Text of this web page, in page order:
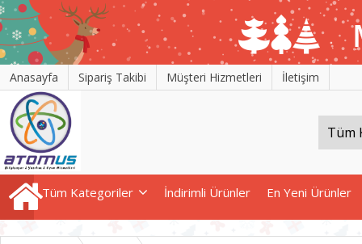
Anasayfa Sipariş Takibi Müşteri Hizmetleri İletişim
Tüm Kategoriler İndirimli Ürünler En Yeni Ürünler